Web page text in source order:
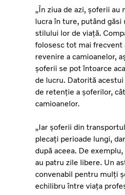
„În ziua de azi, șoferii
lucra în ture, putând
stilului lor de viață.
folosesc tot mai frecvent
revenire a camioanelor,
șoferii se pot întoarce
de lucru. Datorită
de retenție a șoferilor,
camioanelor.
„Iar șoferii din
plecați perioade lungi,
după aceea. De
au patru zile libere. Un
convenabil pentru mulți
echilibru între viața